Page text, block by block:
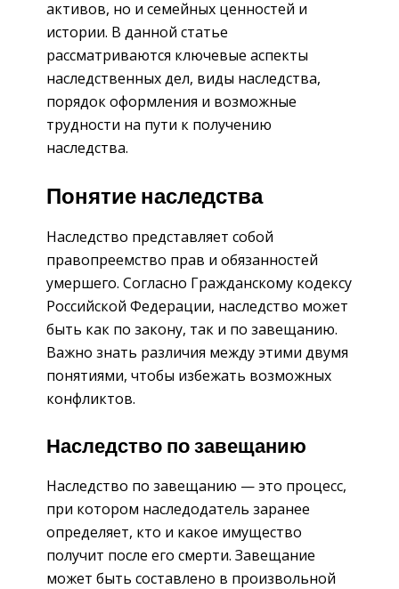
активов, но и семейных ценностей и
истории. В данной статье
рассматриваются ключевые аспекты
наследственных дел, виды наследства,
порядок оформления и возможные
трудности на пути к получению
наследства.
Понятие наследства
Наследство представляет собой
правопреемство прав и обязанностей
умершего. Согласно Гражданскому кодексу
Российской Федерации, наследство может
быть как по закону, так и по завещанию.
Важно знать различия между этими двумя
понятиями, чтобы избежать возможных
конфликтов.
Наследство по завещанию
Наследство по завещанию — это процесс,
при котором наследодатель заранее
определяет, кто и какое имущество
получит после его смерти. Завещание
может быть составлено в произвольной